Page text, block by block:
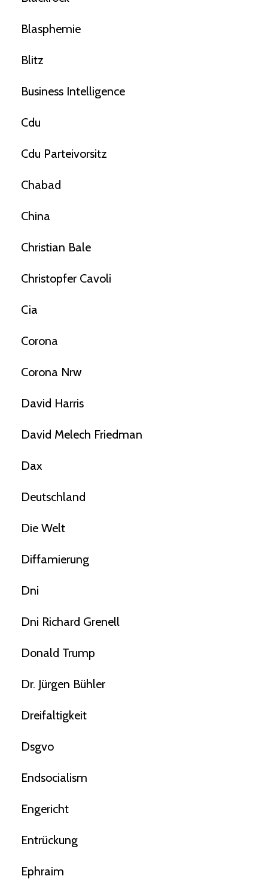
Blasphemie
Blitz
Business Intelligence
Cdu
Cdu Parteivorsitz
Chabad
China
Christian Bale
Christopfer Cavoli
Cia
Corona
Corona Nrw
David Harris
David Melech Friedman
Dax
Deutschland
Die Welt
Diffamierung
Dni
Dni Richard Grenell
Donald Trump
Dr. Jürgen Bühler
Dreifaltigkeit
Dsgvo
Endsocialism
Engericht
Entrückung
Ephraim